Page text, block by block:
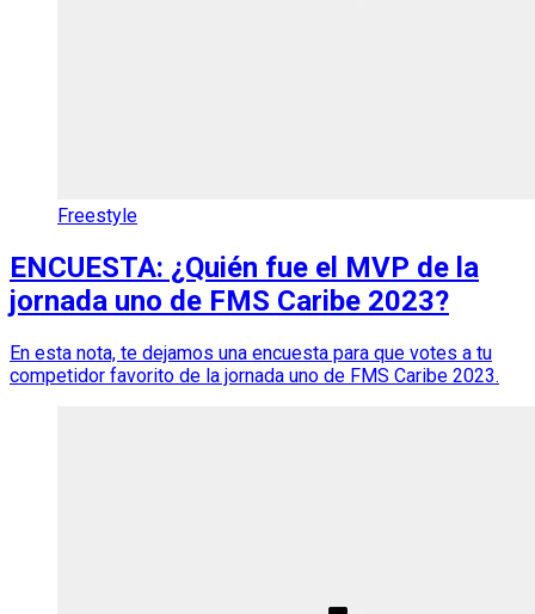
Freestyle
ENCUESTA: ¿Quién fue el MVP de la
jornada uno de FMS Caribe 2023?
En esta nota, te dejamos una encuesta para que votes a tu
competidor favorito de la jornada uno de FMS Caribe 2023.